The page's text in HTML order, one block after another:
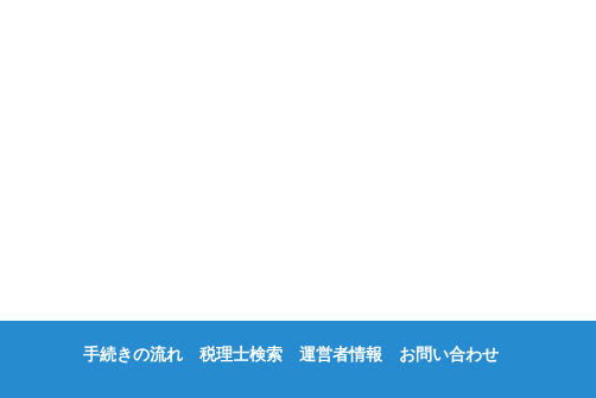
手続きの流れ 税理士検索 運営者情報 お問い合わせ